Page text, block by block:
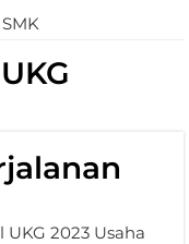
2023 Usaha